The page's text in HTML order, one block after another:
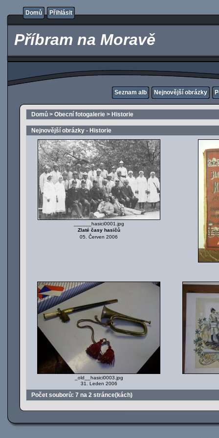
Domů Přihlásit
Příbram na Moravě
Seznam alb Nejnovější obrázky
Domů > Obecní fotogalerie > Historie
Nejnovější obrázky - Historie
______hasici0001.jpg
Zlaté časy hasičů
05. Červen 2006
_old__hasici0003.jpg
31. Leden 2006
Počet souborů: 7 na 2 stránce(kách)